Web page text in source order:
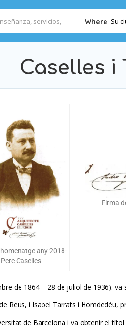
Where Su
Caselles i
any 2018-
Pere Caselles
Firma
de 1864 – 28 de juliol de 1936).
Reus, i Isabel Tarrats i Homdedéu,
de Barcelona i va obtenir el